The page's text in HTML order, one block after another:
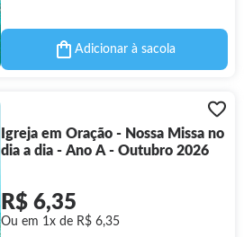
Adicionar à sacola
Igreja em Oração - Nossa Missa no
dia a dia - Ano A - Outubro 2026
R$ 6,35
Ou em 1x de R$ 6,35